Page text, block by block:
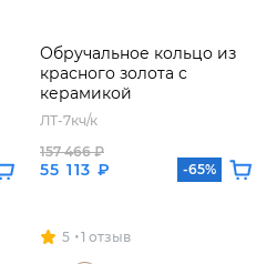
Обручальное кольцо из
красного золота с
керамикой
ЛТ-7кч/к
55 113 ₽
157 466 ₽
-65%
5 1 отзыв